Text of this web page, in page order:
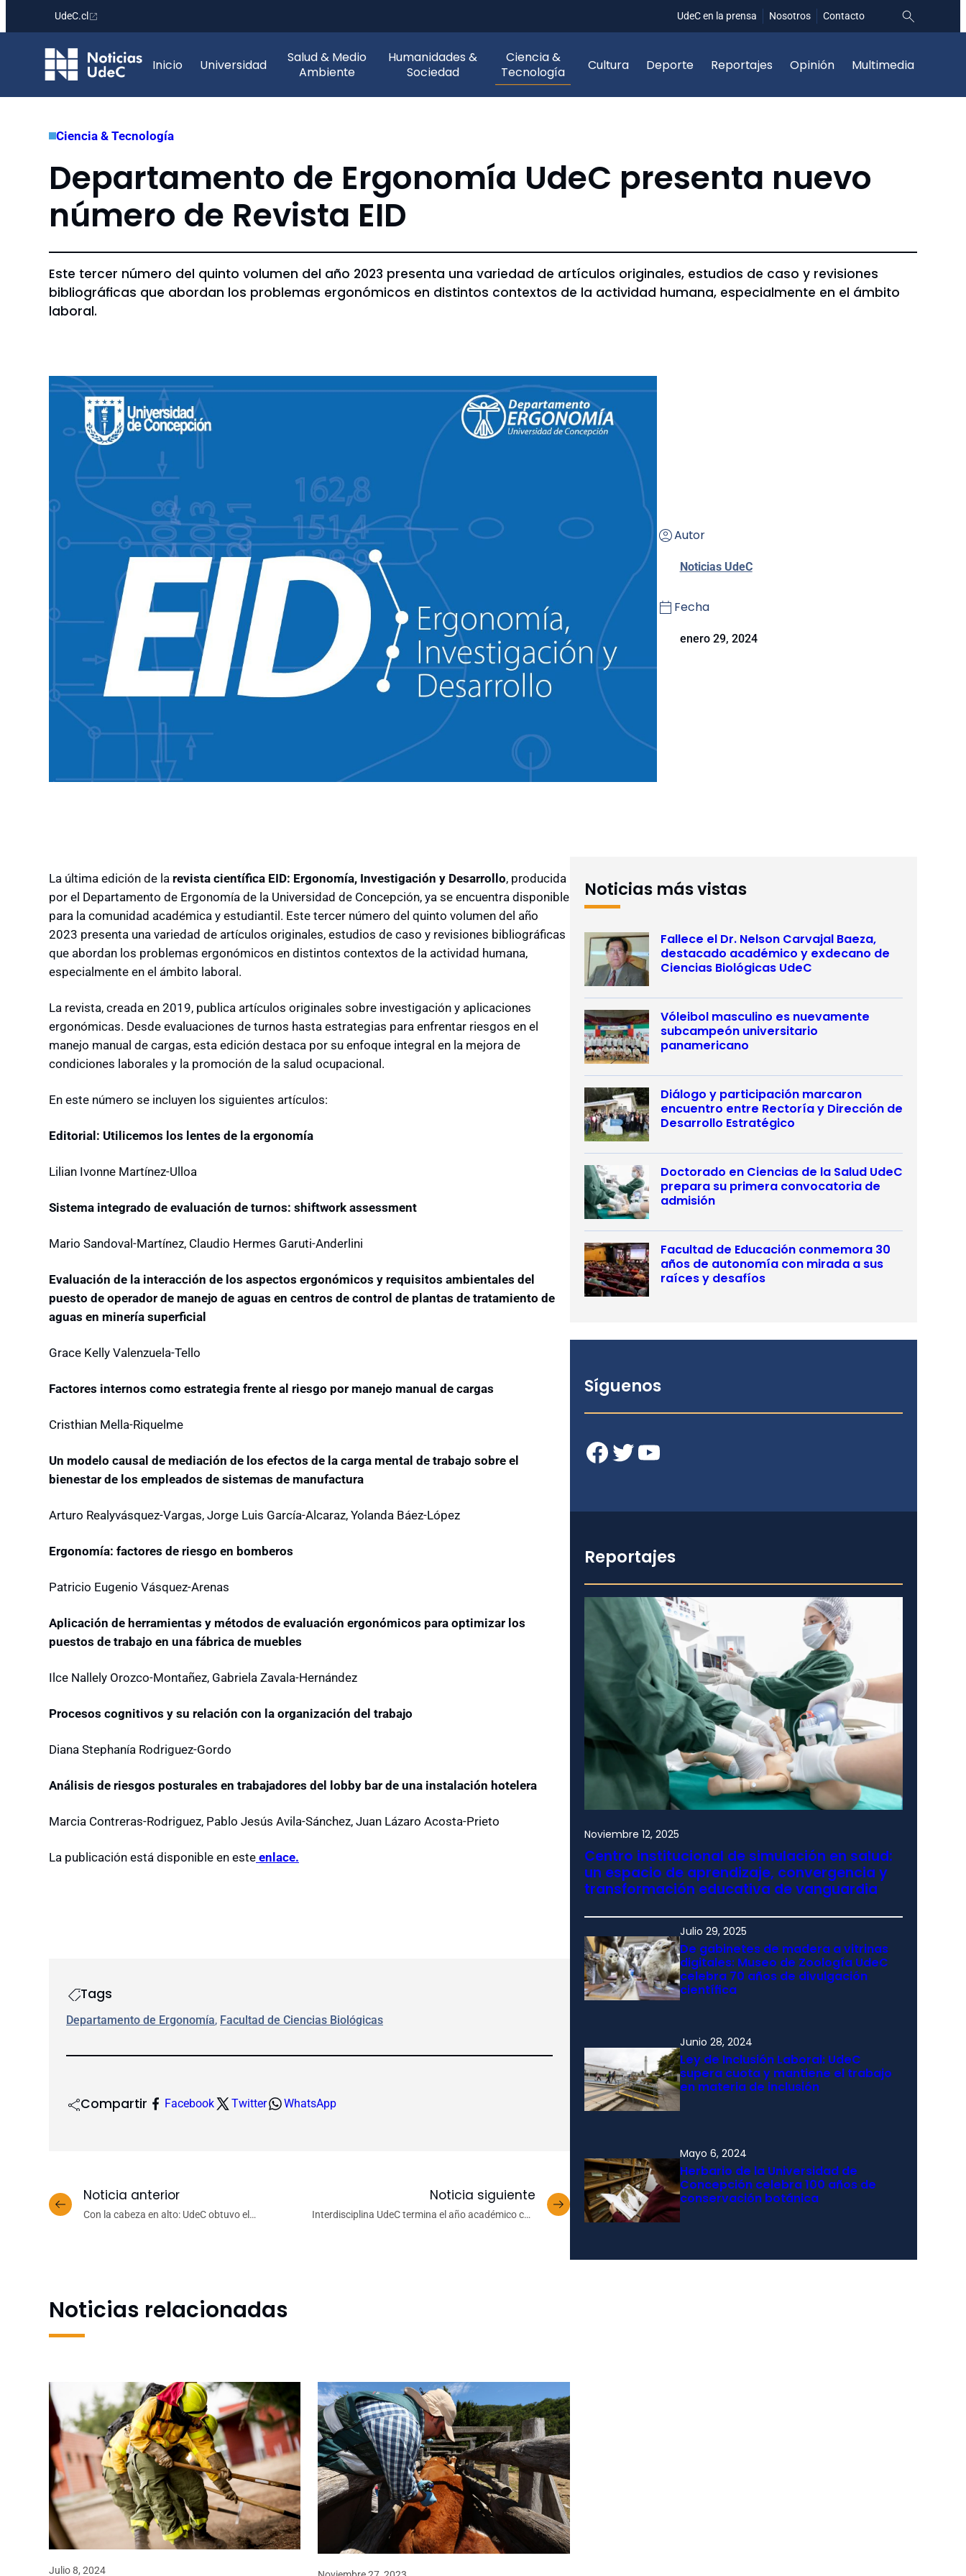
contenido
UdeC.cl UdeC en la prensa Nosotros Contacto
Inicio Universidad
Salud & Medio
Ambiente
Humanidades &
Sociedad
Ciencia &
Tecnología
Cultura Deporte Reportajes Opinión Multimedia
Ciencia & Tecnología
Departamento de Ergonomía UdeC presenta nuevo
número de Revista EID
Este tercer número del quinto volumen del año 2023 presenta una variedad de artículos originales, estudios de caso y revisiones
bibliográficas que abordan los problemas ergonómicos en distintos contextos de la actividad humana, especialmente en el ámbito
laboral.
Autor
Noticias UdeC
Fecha
enero 29, 2024
La última edición de la revista científica EID: Ergonomía, Investigación y Desarrollo, producida
por el Departamento de Ergonomía de la Universidad de Concepción, ya se encuentra disponible
para la comunidad académica y estudiantil. Este tercer número del quinto volumen del año
2023 presenta una variedad de artículos originales, estudios de caso y revisiones bibliográficas
que abordan los problemas ergonómicos en distintos contextos de la actividad humana,
especialmente en el ámbito laboral.
La revista, creada en 2019, publica artículos originales sobre investigación y aplicaciones
ergonómicas. Desde evaluaciones de turnos hasta estrategias para enfrentar riesgos en el
manejo manual de cargas, esta edición destaca por su enfoque integral en la mejora de
condiciones laborales y la promoción de la salud ocupacional.
En este número se incluyen los siguientes artículos:
Editorial: Utilicemos los lentes de la ergonomía
Lilian Ivonne Martínez-Ulloa
Sistema integrado de evaluación de turnos: shiftwork assessment
Mario Sandoval-Martínez, Claudio Hermes Garuti-Anderlini
Evaluación de la interacción de los aspectos ergonómicos y requisitos ambientales del
puesto de operador de manejo de aguas en centros de control de plantas de tratamiento de
aguas en minería superficial
Grace Kelly Valenzuela-Tello
Factores internos como estrategia frente al riesgo por manejo manual de cargas
Cristhian Mella-Riquelme
Un modelo causal de mediación de los efectos de la carga mental de trabajo sobre el
bienestar de los empleados de sistemas de manufactura
Arturo Realyvásquez-Vargas, Jorge Luis García-Alcaraz, Yolanda Báez-López
Ergonomía: factores de riesgo en bomberos
Patricio Eugenio Vásquez-Arenas
Aplicación de herramientas y métodos de evaluación ergonómicos para optimizar los
puestos de trabajo en una fábrica de muebles
Ilce Nallely Orozco-Montañez, Gabriela Zavala-Hernández
Procesos cognitivos y su relación con la organización del trabajo
Diana Stephanía Rodriguez-Gordo
Análisis de riesgos posturales en trabajadores del lobby bar de una instalación hotelera
Marcia Contreras-Rodriguez, Pablo Jesús Avila-Sánchez, Juan Lázaro Acosta-Prieto
La publicación está disponible en este enlace.
Tags
Departamento de Ergonomía, Facultad de Ciencias Biológicas
Compartir Facebook Twitter WhatsApp
Noticia anterior
Con la cabeza en alto: UdeC obtuvo el
Noticia siguiente
Interdisciplina UdeC termina el año académico con
Noticias relacionadas
Julio 8, 2024
Noticias más vistas
Fallece el Dr. Nelson Carvajal Baeza,
destacado académico y exdecano de
Ciencias Biológicas UdeC
Vóleibol masculino es nuevamente
subcampeón universitario
panamericano
Diálogo y participación marcaron
encuentro entre Rectoría y Dirección de
Desarrollo Estratégico
Doctorado en Ciencias de la Salud UdeC
prepara su primera convocatoria de
admisión
Facultad de Educación conmemora 30
años de autonomía con mirada a sus
raíces y desafíos
Síguenos
Facebook Twitter YouTube
Reportajes
Noviembre 12, 2025
Centro institucional de simulación en salud:
un espacio de aprendizaje, convergencia y
transformación educativa de vanguardia
Julio 29, 2025
De gabinetes de madera a vitrinas
digitales: Museo de Zoología UdeC
celebra 70 años de divulgación
científica
Junio 28, 2024
Ley de Inclusión Laboral: UdeC
supera cuota y mantiene el trabajo
en materia de inclusión
Mayo 6, 2024
Herbario de la Universidad de
Concepción celebra 100 años de
conservación botánica